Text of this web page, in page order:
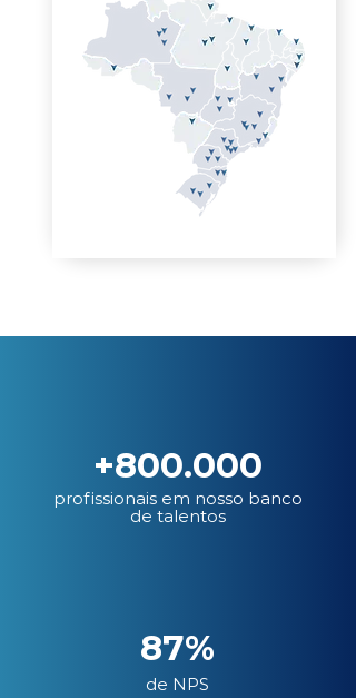
+800.000
profissionais em nosso banco
de talentos
87%
de NPS